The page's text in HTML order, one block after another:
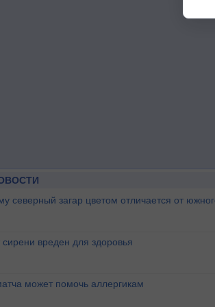
северный загар цветом отличается от
сирени вреден для здоровья
может помочь аллергикам